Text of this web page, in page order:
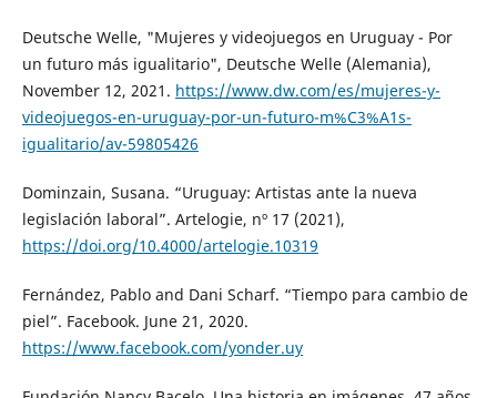
Deutsche Welle, "Mujeres y videojuegos en Uruguay - Por
un futuro más igualitario", Deutsche Welle (Alemania),
November 12, 2021. https://www.dw.com/es/mujeres-y-
videojuegos-en-uruguay-por-un-futuro-m%C3%A1s-
igualitario/av-59805426
Dominzain, Susana. “Uruguay: Artistas ante la nueva
legislación laboral”. Artelogie, nº 17 (2021),
https://doi.org/10.4000/artelogie.10319
Fernández, Pablo and Dani Scharf. “Tiempo para cambio de
piel”. Facebook. June 21, 2020.
https://www.facebook.com/yonder.uy